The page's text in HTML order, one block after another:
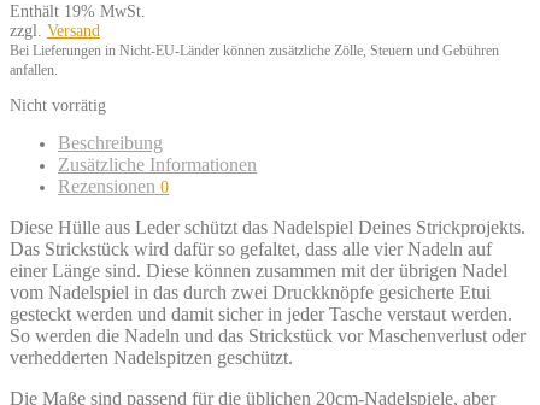
Enthält 19% MwSt.
zzgl. Versand
Bei Lieferungen in Nicht-EU-Länder können zusätzliche Zölle, Steuern und Gebühren
anfallen.
Nicht vorrätig
Beschreibung
Zusätzliche Informationen
Rezensionen 0
Diese Hülle aus Leder schützt das Nadelspiel Deines Strickprojekts.
Das Strickstück wird dafür so gefaltet, dass alle vier Nadeln auf
einer Länge sind. Diese können zusammen mit der übrigen Nadel
vom Nadelspiel in das durch zwei Druckknöpfe gesicherte Etui
gesteckt werden und damit sicher in jeder Tasche verstaut werden.
So werden die Nadeln und das Strickstück vor Maschenverlust oder
verhedderten Nadelspitzen geschützt.
Die Maße sind passend für die üblichen 20cm-Nadelspiele, aber